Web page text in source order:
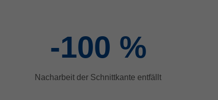
-100 %
Nacharbeit der Schnittkante entfällt